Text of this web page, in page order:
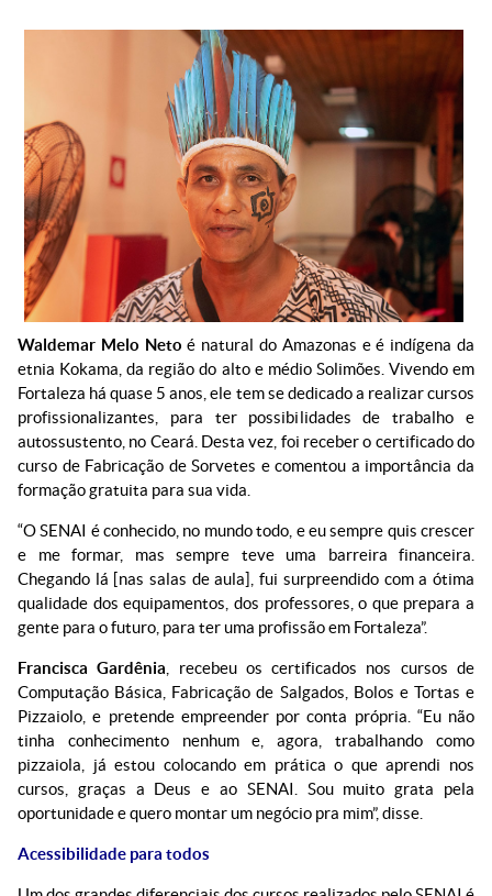
Waldemar Melo Neto é natural do Amazonas e é indígena da
etnia Kokama, da região do alto e médio Solimões. Vivendo em
Fortaleza há quase 5 anos, ele tem se dedicado a realizar cursos
profissionalizantes, para ter possibilidades de trabalho e
autossustento, no Ceará. Desta vez, foi receber o certificado do
curso de Fabricação de Sorvetes e comentou a importância da
formação gratuita para sua vida.
“O SENAI é conhecido, no mundo todo, e eu sempre quis crescer
e me formar, mas sempre teve uma barreira financeira.
Chegando lá [nas salas de aula], fui surpreendido com a ótima
qualidade dos equipamentos, dos professores, o que prepara a
gente para o futuro, para ter uma profissão em Fortaleza”.
Francisca Gardênia , recebeu os certificados nos cursos de
Computação Básica, Fabricação de Salgados, Bolos e Tortas e
Pizzaiolo, e pretende empreender por conta própria. “Eu não
tinha conhecimento nenhum e, agora, trabalhando como
pizzaiola, já estou colocando em prática o que aprendi nos
cursos, graças a Deus e ao SENAI. Sou muito grata pela
oportunidade e quero montar um negócio pra mim”, disse.
Acessibilidade para todos